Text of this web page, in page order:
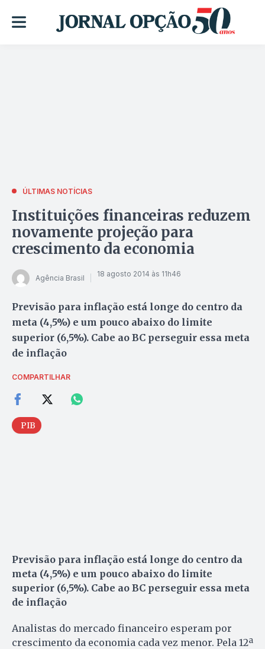
ÚLTIMAS NOTÍCIAS
Instituições financeiras reduzem
novamente projeção para
crescimento da economia
Agência Brasil 18 agosto 2014 às 11h46
Previsão para inflação está longe do centro da
meta (4,5%) e um pouco abaixo do limite
superior (6,5%). Cabe ao BC perseguir essa meta
de inflação
COMPARTILHAR
PIB
Previsão para inflação está longe do centro da
meta (4,5%) e um pouco abaixo do limite
superior (6,5%). Cabe ao BC perseguir essa meta
de inflação
Analistas do mercado financeiro esperam por
crescimento da economia cada vez menor. Pela 12ª